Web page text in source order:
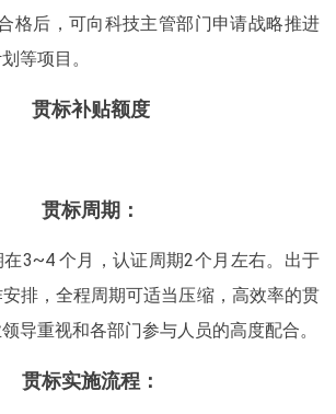
格后，可向科技主管部门申请战略推进
等项目。
贯标补贴额度
贯标周期：
3~4 个月，认证周期2个月左右。出于
排，全程周期可适当压缩，高效率的贯
导重视和各部门参与人员的高度配合。
贯标实施流程：